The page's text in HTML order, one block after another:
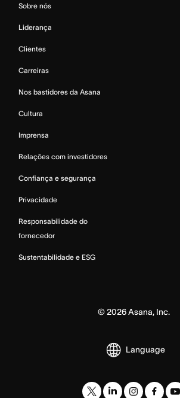
Sobre nós
Liderança
Clientes
Carreiras
Nos bastidores da Asana
Cultura
Imprensa
Relações com investidores
Confiança e segurança
Privacidade
Responsabilidade do
fornecedor
Sustentabilidade e ESG
© 2026Asana, Inc.
Language